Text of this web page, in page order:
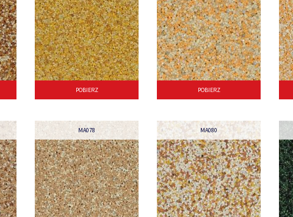
POBIERZ POBIERZ
MA078 MA080